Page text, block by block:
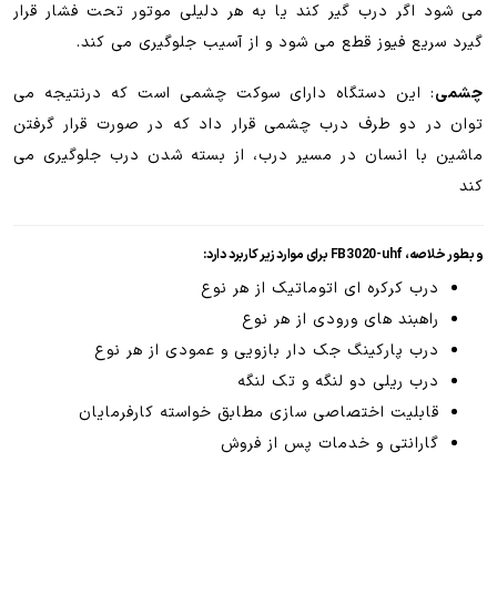
می شود اگر درب گیر کند یا به هر دلیلی موتور تحت فشار قرار
گیرد سریع فیوز قطع می شود و از آسیب جلوگیری می کند.
چشمی: این دستگاه دارای سوکت چشمی است که درنتیجه می
توان در دو طرف درب چشمی قرار داد که در صورت قرار گرفتن
ماشین با انسان در مسیر درب، از بسته شدن درب جلوگیری می
کند
و بطور خلاصه، FB3020-uhf برای موارد زیر کاربرد دارد:
درب کرکره ای اتوماتیک از هر نوع
راهبند های ورودی از هر نوع
درب پارکینگ جک دار بازویی و عمودی از هر نوع
درب ریلی دو لنگه و تک لنگه
قابلیت اختصاصی سازی مطابق خواسته کارفرمایان
گارانتی و خدمات پس از فروش